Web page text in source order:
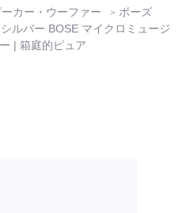
ーカー・ウーファー
ボーズ
ルバー BOSE マイクロミュージ
| 箱庭的ピュア